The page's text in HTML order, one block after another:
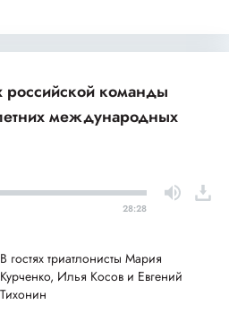
российской команды
международных
28:28
В гостях триатлонисты Мария
Курченко, Илья Косов и Евгений
Тихонин